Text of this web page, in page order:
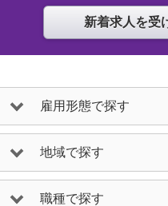
雇用形態で探す
地域で探す
職種で探す